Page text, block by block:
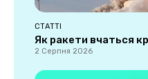
СТАТТІ
Як ракети вчаться
2 Серпня 2026